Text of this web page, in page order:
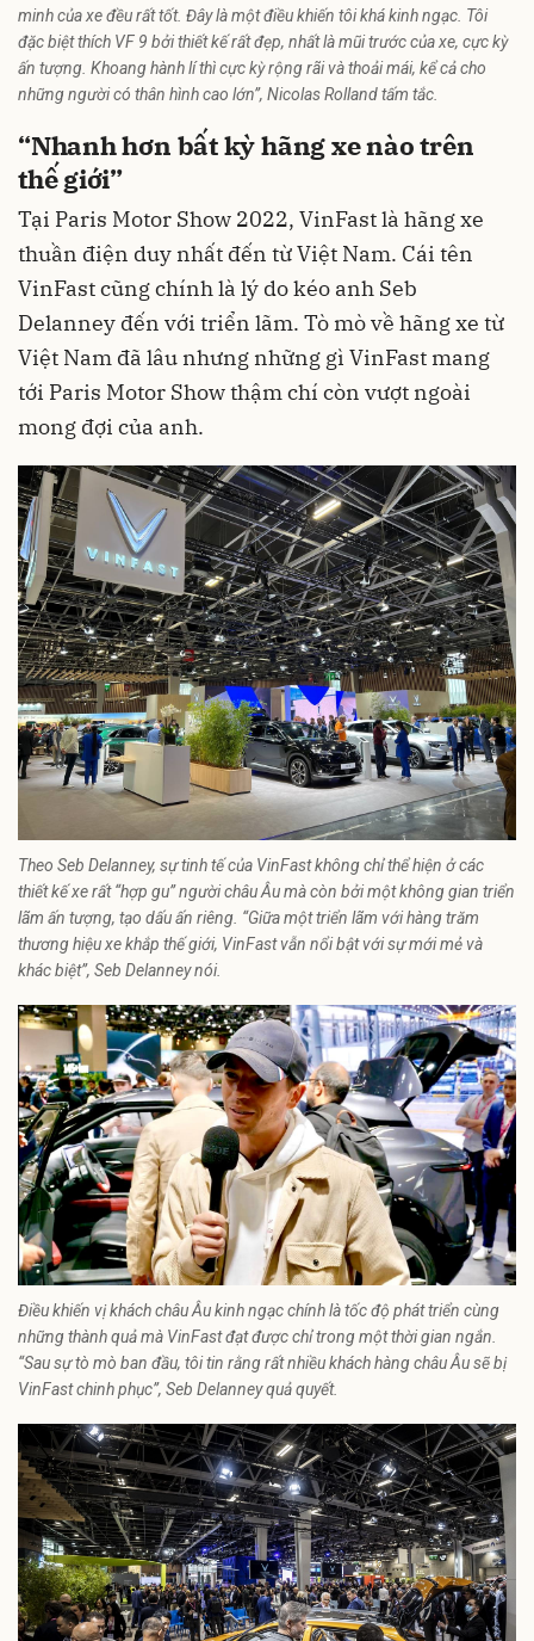
minh của xe đều rất tốt. Đây là một điều khiến tôi khá kinh ngạc. Tôi
đặc biệt thích VF 9 bởi thiết kế rất đẹp, nhất là mũi trước của xe, cực kỳ
ấn tượng. Khoang hành lí thì cực kỳ rộng rãi và thoải mái, kể cả cho
những người có thân hình cao lớn”, Nicolas Rolland tấm tắc.
“Nhanh hơn bất kỳ hãng xe nào trên
thế giới”
Tại Paris Motor Show 2022, VinFast là hãng xe
thuần điện duy nhất đến từ Việt Nam. Cái tên
VinFast cũng chính là lý do kéo anh Seb
Delanney đến với triển lãm. Tò mò về hãng xe từ
Việt Nam đã lâu nhưng những gì VinFast mang
tới Paris Motor Show thậm chí còn vượt ngoài
mong đợi của anh.
Theo Seb Delanney, sự tinh tế của VinFast không chỉ thể hiện ở các
thiết kế xe rất “hợp gu” người châu Âu mà còn bởi một không gian triển
lãm ấn tượng, tạo dấu ấn riêng. “Giữa một triển lãm với hàng trăm
thương hiệu xe khắp thế giới, VinFast vẫn nổi bật với sự mới mẻ và
khác biệt”, Seb Delanney nói.
Điều khiến vị khách châu Âu kinh ngạc chính là tốc độ phát triển cùng
những thành quả mà VinFast đạt được chỉ trong một thời gian ngắn.
“Sau sự tò mò ban đầu, tôi tin rằng rất nhiều khách hàng châu Âu sẽ bị
VinFast chinh phục”, Seb Delanney quả quyết.